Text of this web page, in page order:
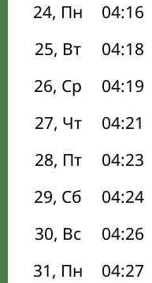
24, Пн
04:16
25, Вт
04:18
26, Ср
04:19
27, Чт
04:21
28, Пт
04:23
29, Сб
04:24
30, Вс
04:26
31, Пн
04:27